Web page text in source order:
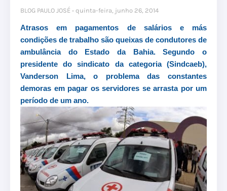
BLOG PAULO JOSÉ quinta-feira, junho 26, 2014
Atrasos em pagamentos de salários e más
condições de trabalho são queixas de condutores de
ambulância do Estado da Bahia. Segundo o
presidente do sindicato da categoria (Sindcaeb),
Vanderson Lima, o problema das constantes
demoras em pagar os servidores se arrasta por um
período de um ano.